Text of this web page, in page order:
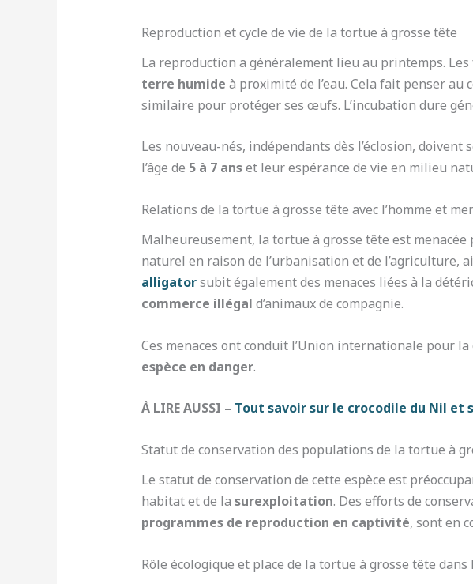
Reproduction et cycle de vie de la tortue à grosse tête
La reproduction a généralement lieu au printemps.
terre humide à proximité de l’eau. Cela fait penser au
similaire pour protéger ses œufs. L’incubation dure
Les nouveau-nés, indépendants dès l’éclosion,
l’âge de 5 à 7 anset leur espérance de vie en milieu
Relations de la tortue à grosse tête avec l’homme et
Malheureusement, la tortue à grosse tête est
naturel en raison de l’urbanisation et de l’agriculture,
alligatorsubit également des menaces liées à la
commerce illégal d’animaux de compagnie.
Ces menaces ont conduit l’Union internationale pour
espèce en danger.
À LIRE AUSSI – Tout savoir sur le crocodile du Nil et
Statut de conservation des populations de la tortue à
Le statut de conservation de cette espèce est
habitat et de la surexploitation. Des efforts de
programmes de reproduction en captivité, sont en
Rôle écologique et place de la tortue à grosse tête dans